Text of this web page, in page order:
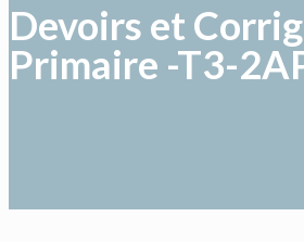
Devoirs et
Primaire -T3-